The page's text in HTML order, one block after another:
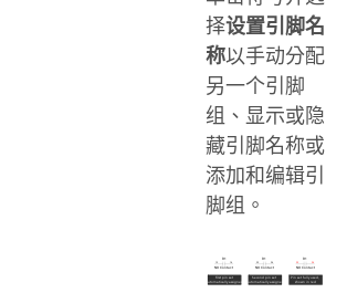
择设置引脚名
称以手动分配
另一个引脚
组、显示或隐
藏引脚名称或
添加和编辑引
脚组。